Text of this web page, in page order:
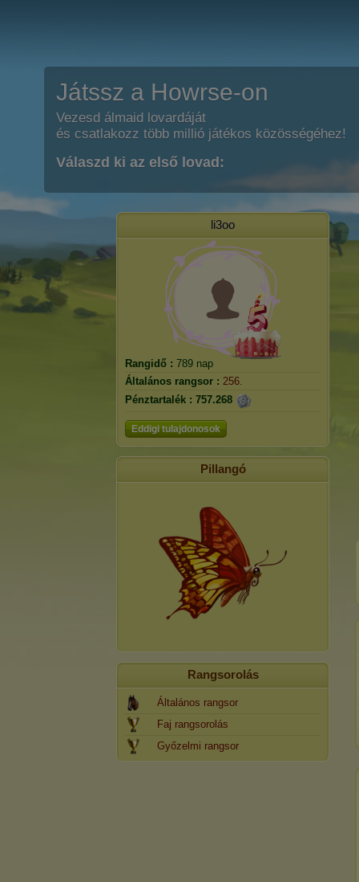
Játssz a Howrse-on
Vezesd álmaid lovardáját
és csatlakozz több millió játékos közösségéhez!
Válaszd ki az első lovad:
li3oo
Rangidő : 789 nap
Általános rangsor : 256.
Pénztartalék : 757.268
Eddigi tulajdonosok
Pillangó
Rangsorolás
Általános rangsor
Faj rangsorolás
Győzelmi rangsor